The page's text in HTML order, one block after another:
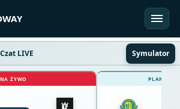
Czat LIVE Symulator
NA ŻYWO